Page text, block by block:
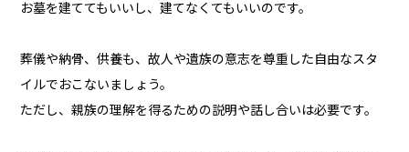
お墓を建ててもいいし、建てなくてもいいのです。
葬儀や納骨、供養も、故人や遺族の意志を尊重した自由なスタ
イルでおこないましょう。
ただし、親族の理解を得るための説明や話し合いは必要です。